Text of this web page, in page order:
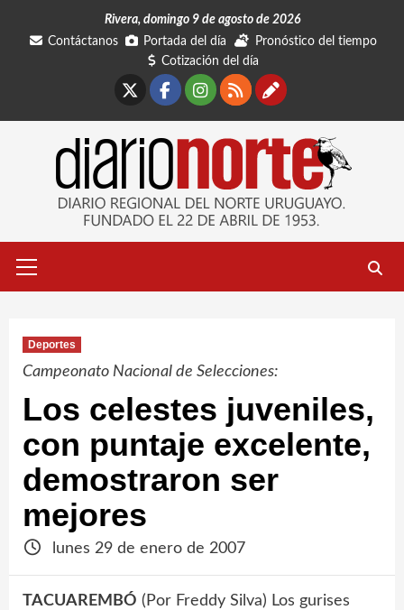
Rivera, domingo 9 de agosto de 2026
Contáctanos
Portada del día
Pronóstico del tiempo
Cotización del día
Facebook
Instagram
RSSContáctanos
primario
Deportes
Campeonato Nacional de Selecciones:
Los celestes juveniles,
con puntaje excelente,
demostraron ser
mejores
lunes 29 de enero de 2007
TACUAREMBÓ (Por Freddy Silva) Los gurises